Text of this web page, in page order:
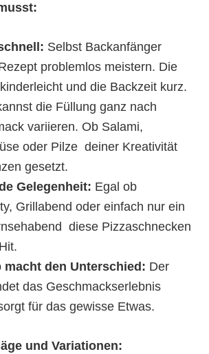
Selbst Backanfänger
problemlos meistern. Die
und die Backzeit kurz.
die Füllung ganz nach
variieren. Ob Salami,
oder Pilze  deiner Kreativität
gesetzt.
Gelegenheit: Egal ob
Grillabend oder einfach nur ein
 diese Pizzaschnecken
macht den Unterschied: Der
das Geschmackserlebnis
für das gewisse Etwas.
und Variationen: